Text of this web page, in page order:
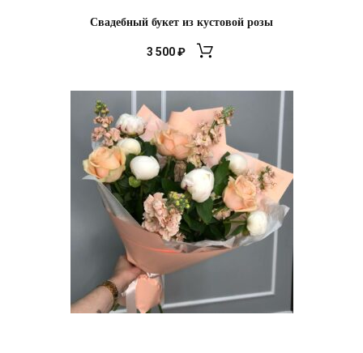
Свадебный букет из кустовой розы
3 500₽